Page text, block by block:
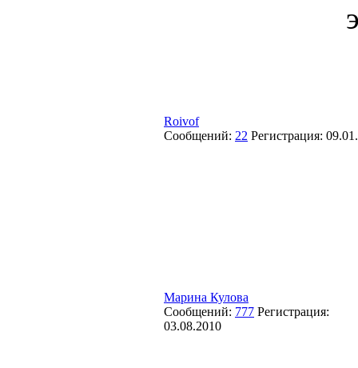
Roivof
Сообщений: 22 Регистрация:
Марина Кулова
Сообщений: 777 Регистрация:
03.08.2010